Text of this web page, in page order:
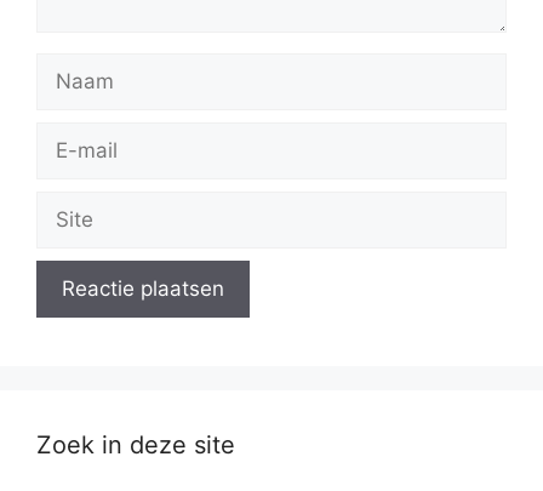
mail
Zoek in deze site